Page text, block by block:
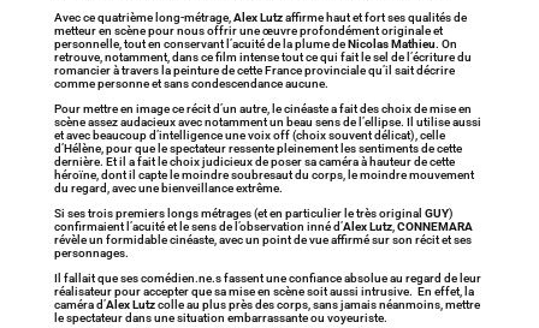
Avec ce quatrième long-métrage, Alex Lutzaffirme haut et fort ses qualités de
metteur en scène pour nous offrir une œuvre profondément originale et
personnelle, tout en conservant l’acuité de la plume deNicolas Mathieu. On
retrouve, notamment, dans ce film intense tout ce qui fait le sel de l’écriture du
romancier à travers la peinture de cette France provinciale qu’il sait décrire
comme personne et sans condescendance aucune.
Pour mettre en image ce récit d’un autre, le cinéaste a fait des choix de mise en
scène assez audacieux avec notamment un beau sens de l’ellipse. Il utilise aussi
et avec beaucoup d’intelligence une voix off (choix souvent délicat), celle
d’Hélène, pour que le spectateur ressente pleinement les sentiments de cette
dernière. Et il a fait le choix judicieux de poser sa caméra à hauteur de cette
héroïne, dont il capte le moindre soubresaut du corps, le moindre mouvement
du regard, avec une bienveillance extrême.
Si ses trois premiers longs métrages (et en particulier le très original GUY)
confirmaient l’acuité et le sens de l’observation inné d’Alex Lutz, CONNEMARA
révèle un formidable cinéaste, avec un point de vue affirmé sur son récit et ses
personnages.
Il fallait que ses comédien.ne.s fassent une confiance absolue au regard de leur
réalisateur pour accepter que sa mise en scène soit aussi intrusive. En effet, la
caméra d’Alex Lutzcolle au plus près des corps, sans jamais néanmoins, mettre
le spectateur dans une situation embarrassante ou voyeuriste.